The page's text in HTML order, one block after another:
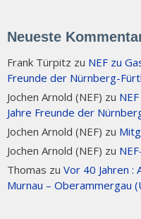
Neueste
Frank Türpitz zu NEF zu
Freunde der Nürnberg-
Jochen Arnold (NEF) zu
Jahre Freunde der
Jochen Arnold (NEF) zu
Jochen Arnold (NEF) zu
Thomas zu Vor 40 Jahren :
Murnau – Oberammergau